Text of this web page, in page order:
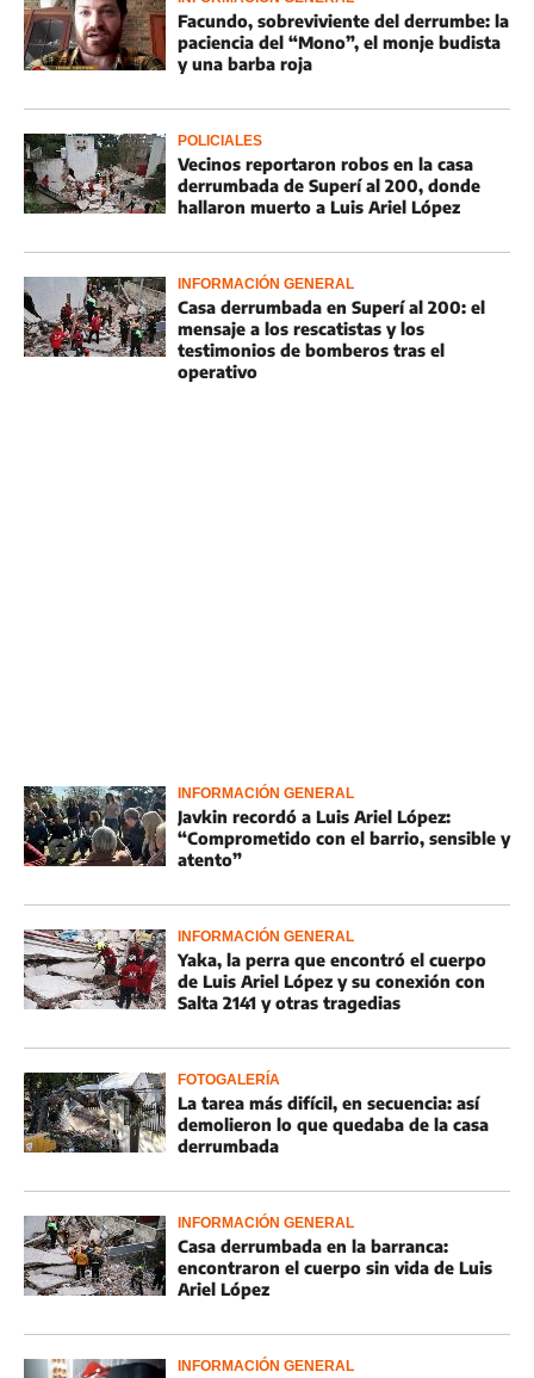
Facundo, sobreviviente del derrumbe: la
paciencia del “Mono”, el monje budista
y una barba roja
POLICIALES
Vecinos reportaron robos en la casa
derrumbada de Superí al 200, donde
hallaron muerto a Luis Ariel López
INFORMACIÓN GENERAL
Casa derrumbada en Superí al 200: el
mensaje a los rescatistas y los
testimonios de bomberos tras el
operativo
INFORMACIÓN GENERAL
Javkin recordó a Luis Ariel López:
“Comprometido con el barrio, sensible y
atento”
INFORMACIÓN GENERAL
Yaka, la perra que encontró el cuerpo
de Luis Ariel López y su conexión con
Salta 2141 y otras tragedias
FOTOGALERÍA
La tarea más difícil, en secuencia: así
demolieron lo que quedaba de la casa
derrumbada
INFORMACIÓN GENERAL
Casa derrumbada en la barranca:
encontraron el cuerpo sin vida de Luis
Ariel López
INFORMACIÓN GENERAL